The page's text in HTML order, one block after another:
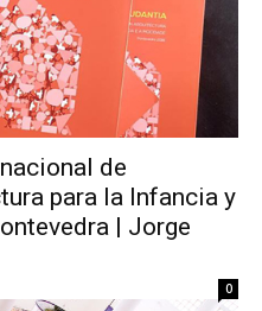
de
para la Infancia y
| Jorge
0